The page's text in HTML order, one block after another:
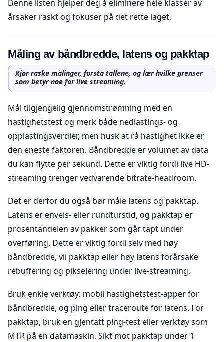
Denne listen hjelper deg å eliminere hele klasser av
årsaker raskt og fokuser på det rette laget.
Måling av båndbredde, latens og pakktap
Kjør raske målinger, forstå tallene, og lær hvilke grenser
som betyr noe for live streaming.
Mål tilgjengelig gjennomstrømning med en
hastighetstest og merk både nedlastings- og
opplastingsverdier, men husk at rå hastighet ikke er
den eneste faktoren. Båndbredde er volumet av data
du kan flytte per sekund. Dette er viktig fordi live HD-
streaming trenger vedvarende bitrate-headroom.
Det er derfor du også bør måle latens og pakktap.
Latens er enveis- eller rundturstid, og pakktap er
prosentandelen av pakker som går tapt under
overføring. Dette er viktig fordi selv med høy
båndbredde, vil pakktap eller høy latens forårsake
rebuffering og pikselering under live-streaming.
Bruk enkle verktøy: mobil hastighetstest-apper for
båndbredde, og ping eller traceroute for latens. For
pakktap, bruk en gjentatt ping-test eller verktøy som
MTR på en datamaskin. Sikt mot pakktap under 1